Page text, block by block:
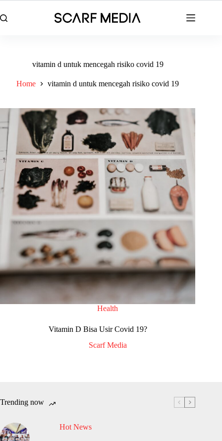
to
content
vitamin d untuk mencegah risiko covid 19
Home vitamin d untuk mencegah risiko covid 19
Health
Vitamin D Bisa Usir Covid 19?
Scarf Media
Trending now
Hot News